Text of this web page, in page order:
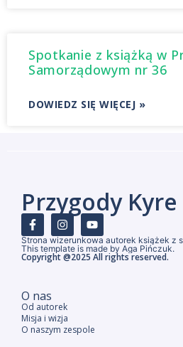
Spotkanie z książką w
Samorządowym nr 36
DOWIEDZ SIĘ WIĘCEJ »
Przygody Kyre
Strona wizerunkowa autorek książek z
This template is made by Aga Pińczuk.
Copyright @2025 All rights reserved.
O nas
Od autorek
Misja i wizja
O naszym zespole